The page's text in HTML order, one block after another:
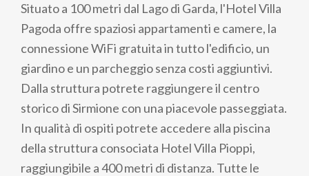
Situato a 100 metri dal Lago di Garda, l'Hotel Villa
Pagoda offre spaziosi appartamenti e camere, la
connessione WiFi gratuita in tutto l'edificio, un
giardino e un parcheggio senza costi aggiuntivi.
Dalla struttura potrete raggiungere il centro
storico di Sirmione con una piacevole passeggiata.
In qualità di ospiti potrete accedere alla piscina
della struttura consociata Hotel Villa Pioppi,
raggiungibile a 400 metri di distanza. Tutte le